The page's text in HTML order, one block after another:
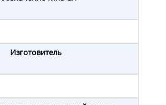
Изготовитель